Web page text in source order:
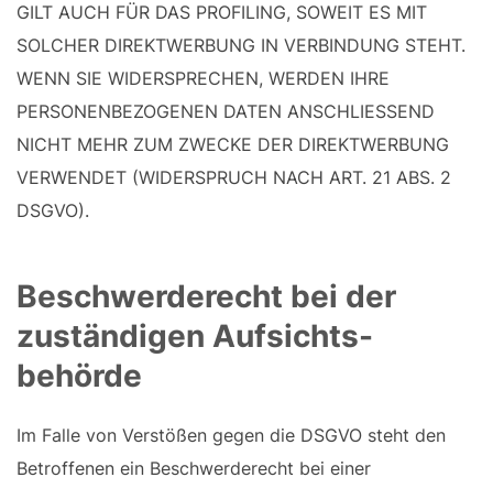
GILT AUCH FÜR DAS PROFILING, SOWEIT ES MIT
SOLCHER DIREKTWERBUNG IN VERBINDUNG STEHT.
WENN SIE WIDERSPRECHEN, WERDEN IHRE
PERSONENBEZOGENEN DATEN ANSCHLIESSEND
NICHT MEHR ZUM ZWECKE DER DIREKTWERBUNG
VERWENDET (WIDERSPRUCH NACH ART. 21 ABS. 2
DSGVO).
Beschwerde­recht bei der
zuständigen Aufsichts­
behörde
Im Falle von Verstößen gegen die DSGVO steht den
Betroffenen ein Beschwerderecht bei einer